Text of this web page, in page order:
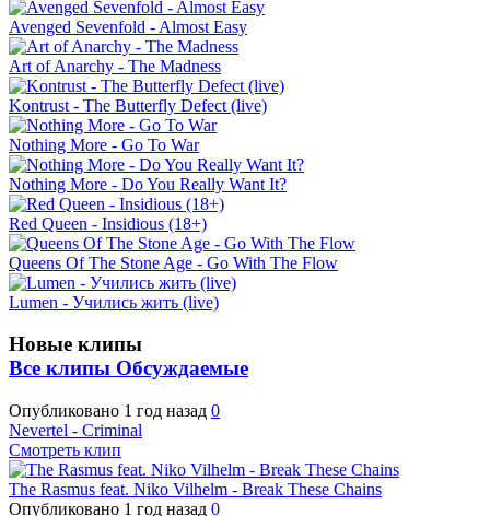
Avenged Sevenfold - Almost Easy
Art of Anarchy - The Madness
Kontrust - The Butterfly Defect (live)
Nothing More - Go To War
Nothing More - Do You Really Want It?
Red Queen - Insidious (18+)
Queens Of The Stone Age - Go With The Flow
Lumen - Учились жить (live)
Новые клипы
Все клипы Обсуждаемые
Опубликовано 1 год назад 0
Nevertel - Criminal
Смотреть клип
The Rasmus feat. Niko Vilhelm - Break These Chains
Опубликовано 1 год назад 0